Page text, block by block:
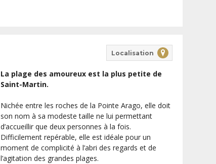
Localisation
La plage des amoureux est la plus petite de
Saint-Martin.
Nichée entre les roches de la Pointe Arago, elle doit
son nom à sa modeste taille ne lui permettant
d’accueillir que deux personnes à la fois.
Difficilement repérable, elle est idéale pour un
moment de complicité à l’abri des regards et de
l’agitation des grandes plages.